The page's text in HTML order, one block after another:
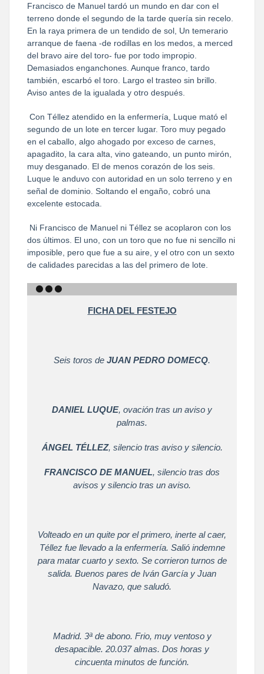
Francisco de Manuel tardó un mundo en dar con el
terreno donde el segundo de la tarde quería sin recelo.
En la raya primera de un tendido de sol, Un temerario
arranque de faena -de rodillas en los medos, a merced
del bravo aire del toro- fue por todo impropio.
Demasiados enganchones. Aunque franco, tardo
también, escarbó el toro. Largo el trasteo sin brillo.
Aviso antes de la igualada y otro después.
Con Téllez atendido en la enfermería, Luque mató el
segundo de un lote en tercer lugar. Toro muy pegado
en el caballo, algo ahogado por exceso de carnes,
apagadito, la cara alta, vino gateando, un punto mirón,
muy desganado. El de menos corazón de los seis.
Luque le anduvo con autoridad en un solo terreno y en
señal de dominio. Soltando el engaño, cobró una
excelente estocada.
Ni Francisco de Manuel ni Téllez se acoplaron con los
dos últimos. El uno, con un toro que no fue ni sencillo ni
imposible, pero que fue a su aire, y el otro con un sexto
de calidades parecidas a las del primero de lote.
FICHA DEL FESTEJO
Seis toros de JUAN PEDRO DOMECQ.
DANIEL LUQUE, ovación tras un aviso y
palmas.
ÁNGEL TÉLLEZ, silencio tras aviso y silencio.
FRANCISCO DE MANUEL, silencio tras dos
avisos y silencio tras un aviso.
Volteado en un quite por el primero, inerte al caer,
Téllez fue llevado a la enfermería. Salió indemne
para matar cuarto y sexto. Se corrieron turnos de
salida. Buenos pares de Iván García y Juan
Navazo, que saludó.
Madrid. 3ª de abono. Frio, muy ventoso y
desapacible. 20.037 almas. Dos horas y
cincuenta minutos de función.